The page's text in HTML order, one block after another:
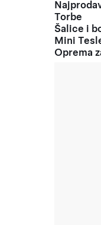
Torbe
Šalice i
Mini
Oprema